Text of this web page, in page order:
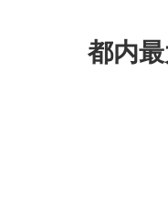
都内